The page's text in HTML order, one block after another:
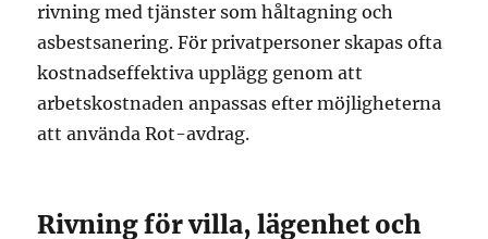
rivning med tjänster som håltagning och
asbestsanering. För privatpersoner skapas ofta
kostnadseffektiva upplägg genom att
arbetskostnaden anpassas efter möjligheterna
att använda Rot-avdrag.
Rivning för villa, lägenhet och